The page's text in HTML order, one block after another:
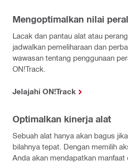
Mengoptimalkan nilai
Lacak dan pantau alat atau
jadwalkan pemeliharaan dan
wawasan tentang penggunaan
ON!Track.
Jelajahi ON!Track
Optimalkan kinerja alat
Sebuah alat hanya akan bagus
bilahnya tepat. Dengan memilih
Anda akan mendapatkan